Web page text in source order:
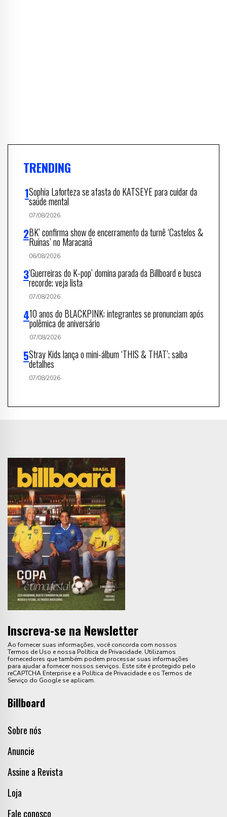
TRENDING
Sophia Laforteza se afasta do KATSEYE para cuidar da
saúde mental
07/08/2026
BK’ confirma show de encerramento da turnê ‘Castelos &
Ruínas’ no Maracanã
06/08/2026
‘Guerreiras do K-pop’ domina parada da Billboard e busca
recorde; veja lista
07/08/2026
10 anos do BLACKPINK: integrantes se pronunciam após
polêmica de aniversário
07/08/2026
Stray Kids lança o mini-álbum ‘THIS & THAT’; saiba
detalhes
07/08/2026
Inscreva-se na Newsletter
Ao fornecer suas informações, você concorda com nossos
Termos de Uso e nossa Política de Privacidade. Utilizamos
fornecedores que também podem processar suas informações
para ajudar a fornecer nossos serviços. Este site é protegido pelo
reCAPTCHA Enterprise e a Política de Privacidade e os Termos de
Serviço do Google se aplicam.
Billboard
Sobre nós
Anuncie
Assine a Revista
Loja
Fale conosco